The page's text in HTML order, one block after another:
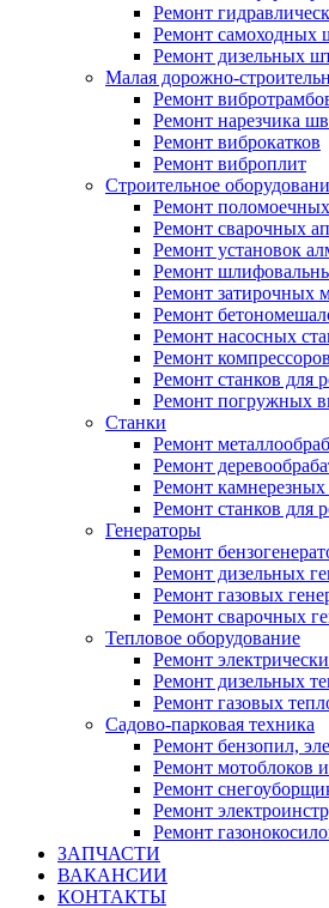
Ремонт
Ремонт самоходных
Ремонт дизельных
Малая дорожно-
Ремонт
Ремонт нарезчика
Ремонт виброкатков
Ремонт виброплит
Строительное
Ремонт
Ремонт сварочных
Ремонт установок
Ремонт
Ремонт затирочных
Ремонт
Ремонт насосных
Ремонт компрессоров
Ремонт станков для
Ремонт погружных
Станки
Ремонт
Ремонт
Ремонт камнерезных
Ремонт станков для
Генераторы
Ремонт
Ремонт дизельных
Ремонт газовых
Ремонт сварочных
Тепловое оборудование
Ремонт
Ремонт дизельных
Ремонт газовых
Садово-парковая техника
Ремонт бензопил,
Ремонт мотоблоков
Ремонт
Ремонт
Ремонт
ЗАПЧАСТИ
ВАКАНСИИ
КОНТАКТЫ